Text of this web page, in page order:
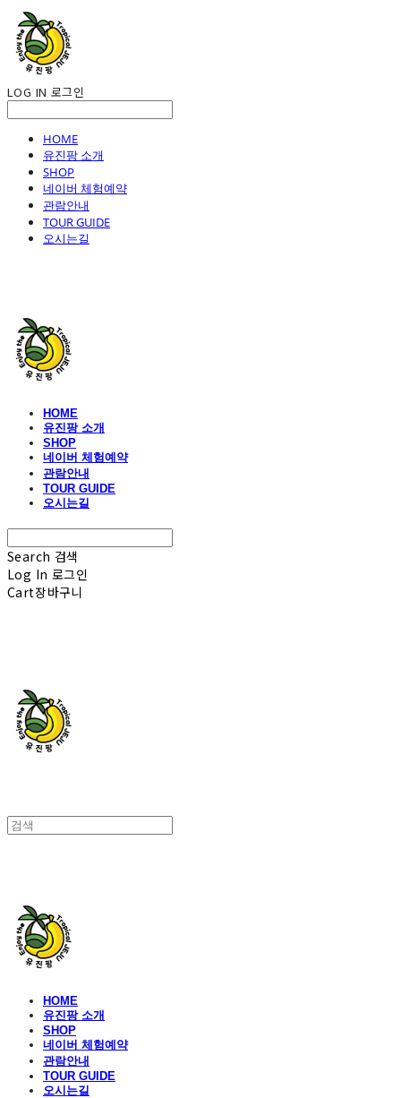
LOG IN 로그인
HOME
유진팡 소개
SHOP
네이버 체험예약
관람안내
TOUR GUIDE
오시는길
HOME
유진팡 소개
SHOP
네이버 체험예약
관람안내
TOUR GUIDE
오시는길
Search 검색
Log In 로그인
Cart장바구니
HOME
유진팡 소개
SHOP
네이버 체험예약
관람안내
TOUR GUIDE
오시는길